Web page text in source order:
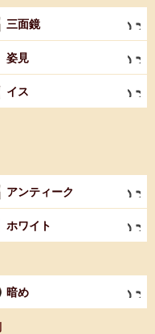
三面鏡
姿見
イス
アンティーク
ホワイト
暗め